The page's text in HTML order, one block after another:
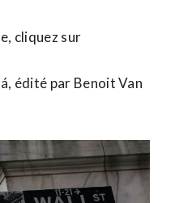
cliquez sur
édité par Benoit Van